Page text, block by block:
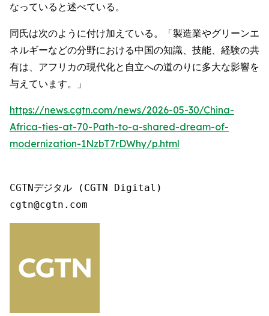
なっていると述べている。
同氏は次のように付け加えている。「製造業やグリーンエ
ネルギーなどの分野における中国の知識、技能、経験の共
有は、アフリカの現代化と自立への道のりに多大な影響を
与えています。」
https://news.cgtn.com/news/2026-05-30/China-
Africa-ties-at-70-Path-to-a-shared-dream-of-
modernization-1NzbT7rDWhy/p.html
CGTNデジタル (CGTN Digital)
cgtn@cgtn.com